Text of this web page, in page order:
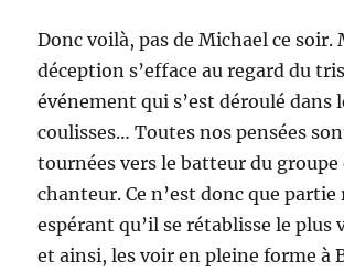
Donc voilà, pas de Michael ce soir.
déception s’efface au regard du
événement qui s’est déroulé dans
coulisses… Toutes nos pensées
tournées vers le batteur du groupe
chanteur. Ce n’est donc que partie
espérant qu’il se rétablisse le plus
et ainsi, les voir en pleine forme à